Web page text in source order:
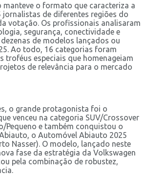
manteve o formato que caracteriza a
jornalistas de diferentes regiões do
votação. Os profissionais analisaram
segurança, conectividade e
de modelos lançados ou
Ao todo, 16 categorias foram
troféus especiais que homenageiam
de relevância para o mercado
o grande protagonista foi o
venceu na categoria SUV/Crossover
Pequeno e também conquistou o
o Automóvel Abiauto 2025
Nasser). O modelo, lançado neste
fase da estratégia da Volkswagen
pela combinação de robustez,